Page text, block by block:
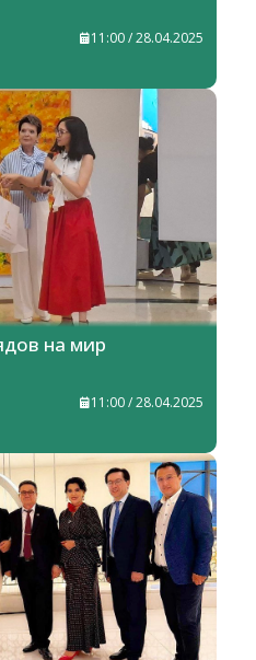
11:00 / 28.04.2025
на мир
11:00 / 28.04.2025